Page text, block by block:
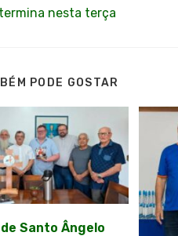
nesta terça
PODE GOSTAR
Santo Ângelo